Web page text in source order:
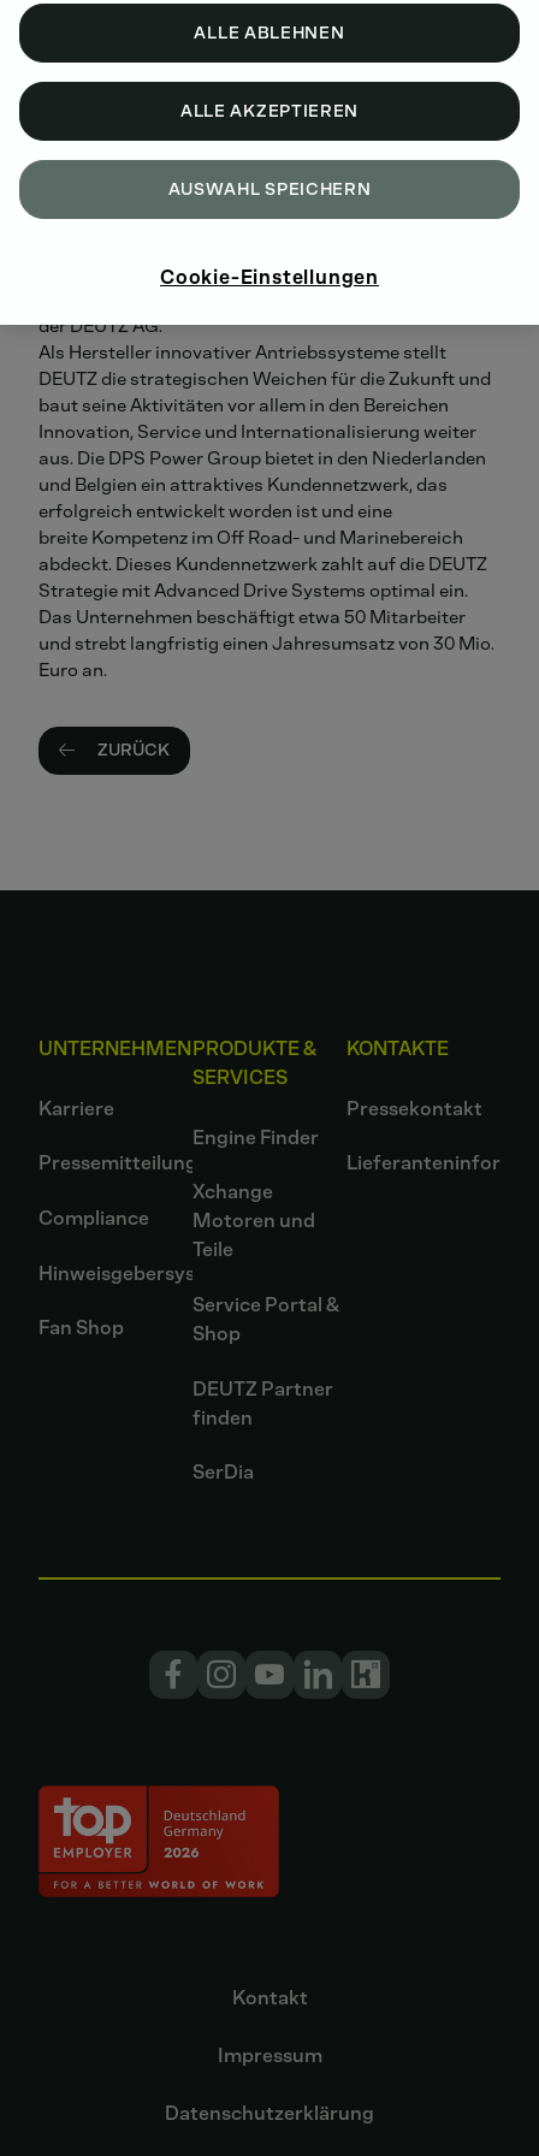
engen Kontakt zu den Kunden und eine schnelle
„Der Erwerb von DPS Power bietet unseren
westeuropäischen Kunden noch mehr DEUTZ
Kompetenz vor Ort, um eine hohe Qualität in
Applikationsengineering, Wartung und Reparatur
Kundenbetreuung zu intensivieren“, erklärt Michael
der DEUTZ AG.
Als Hersteller innovativer Antriebssysteme stellt
DEUTZ die strategischen Weichen für die Zukunft und
baut seine Aktivitäten vor allem in den Bereichen
Innovation, Service und Internationalisierung weiter
aus. Die DPS Power Group bietet in den Niederlanden
und Belgien ein attraktives Kundennetzwerk, das
erfolgreich entwickelt worden ist und eine
breite Kompetenz im Off Road- und Marinebereich
abdeckt. Dieses Kundennetzwerk zahlt auf die DEUTZ
Strategie mit Advanced Drive Systems optimal ein.
Das Unternehmen beschäftigt etwa 50 Mitarbeiter
und strebt langfristig einen Jahresumsatz von 30 Mio.
Euro an.
ZURÜCK
UNTERNEHMEN
Karriere
Pressemitteilungen
Compliance
Hinweisgebersystem
Fan Shop
PRODUKTE &
SERVICES
Engine Finder
Xchange
Motoren und
Teile
Service Portal &
Shop
DEUTZ Partner
finden
SerDia
KONTAKTE
Pressekontakt
Kontakt
Impressum
Datenschutzerklärung
ALLE ABLEHNEN
ALLE AKZEPTIEREN
AUSWAHL SPEICHERN
Cookie-Einstellungen